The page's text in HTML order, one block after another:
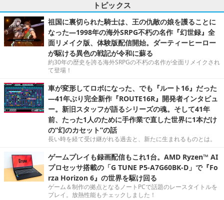
トピックス
祖国に裏切られた騎士は、王の仇敵の娘を護ることに
なった―1998年の海外SRPG不朽の名作『幻世録』全
面リメイク版、体験版配信開始。ダーティーヒーロー
が駆ける異色の戦記が令和に蘇る
約30年の歴史を誇る海外SRPGの不朽の名作が全面リメイクされ
て登場！
車が変形してロボになった、でも『ルート16』だった
―41年ぶり完全新作『ROUTE16R』開発者インタビュ
ー。新旧スタッフが語るシリーズの魂。そして41年
前、たった1人のために手作業で直した世界に1本だけ
の“幻のカセット”の話
長い時を経て受け継がれる過去と、新たに生まれるものとは。
ゲームプレイも録画配信もこれ1台。AMD Ryzen™ AI
プロセッサ搭載の「G TUNE P5-A7G60BK-D」で『Fo
rza Horizon 6』の世界を駆け回る
ゲーム＆制作の拠点となるノートPCで話題のレースタイトルを
プレイ。放熱性能もチェックしました！